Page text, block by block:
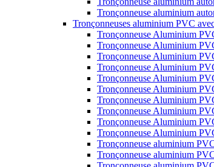
Tronçonneuse aluminium
Tronçonneuses aluminium PVC
Tronçonneuse Aluminium
Tronçonneuse Aluminium
Tronçonneuse Aluminium
Tronçonneuse Aluminium
Tronçonneuse Aluminium
Tronçonneuse Aluminium
Tronçonneuse Aluminium
Tronçonneuse Aluminium
Tronçonneuse Aluminium
Tronçonneuse Aluminium
Tronçonneuse aluminium
Tronçonneuse aluminium